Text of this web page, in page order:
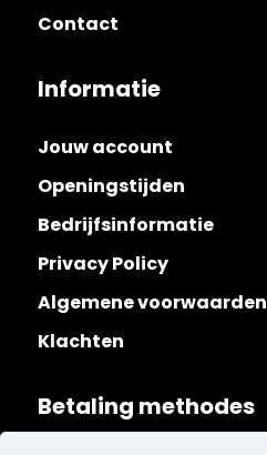
Contact
Informatie
Jouw account
Openingstijden
Bedrijfsinformatie
Privacy Policy
Algemene voorwaarden
Klachten
Betaling methodes